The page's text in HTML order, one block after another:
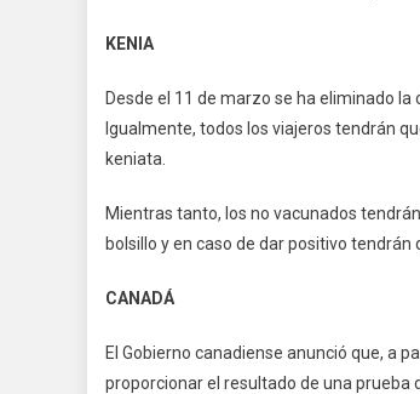
KENIA
Desde el 11 de marzo se ha eliminado
Igualmente, todos los viajeros tendrán
keniata.
Mientras tanto, los no vacunados
bolsillo y en caso de dar positivo
CANADÁ
El Gobierno canadiense anunció que, a
proporcionar el resultado de una prueba